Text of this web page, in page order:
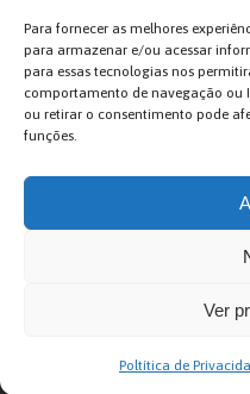
Para fornecer as melhores
para armazenar e/ou acessar
para essas tecnologias nos
comportamento de navegação ou
ou retirar o consentimento pode
funções.
Ver
Poltítica de
Supervisão de pós-doutorado
Supervisão de pós-doutorado
Orientações de outra natureza
Exposições
Terras Indígenas
Projetos
Arte